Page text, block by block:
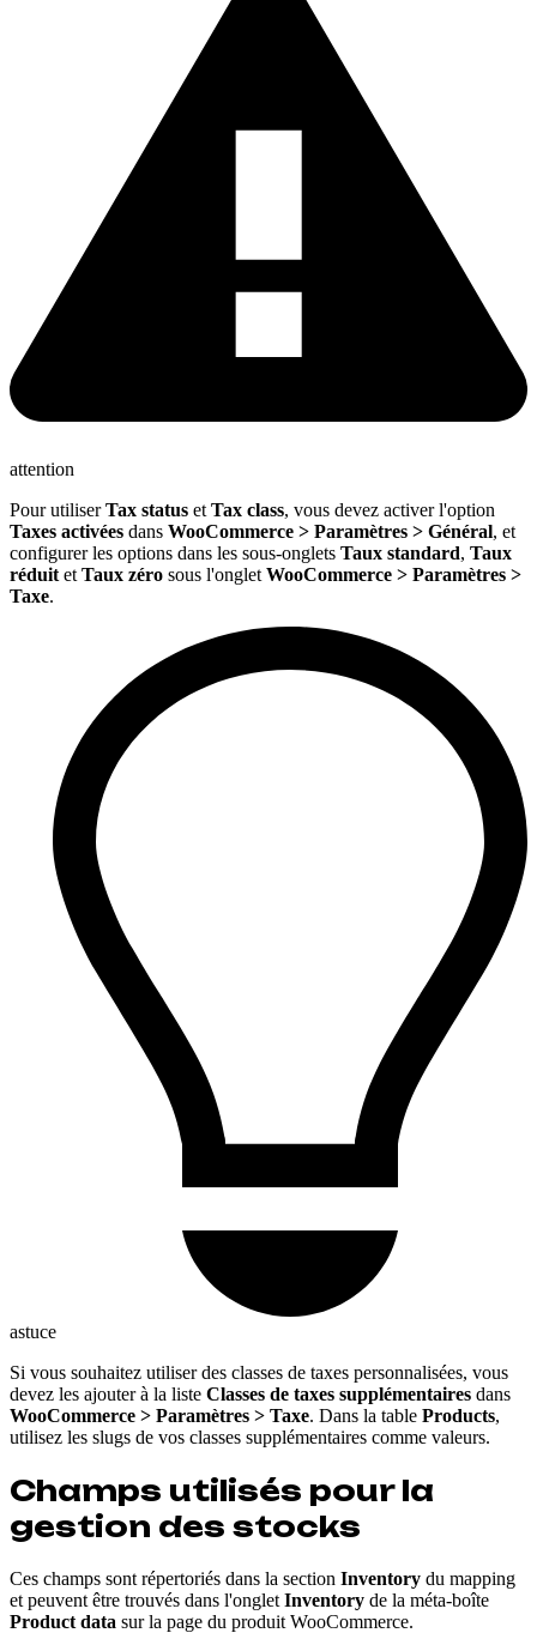
attention
Pour utiliserTax status etTax class, vous devez activer l'option
Taxes activées dans WooCommerce > Paramètres > Général, et
configurer les options dans les sous-onglets Taux standard, Taux
réduitetTaux zéro sous l'ongletWooCommerce > Paramètres >
Taxe.
astuce
Si vous souhaitez utiliser des classes de taxes personnalisées, vous
devez les ajouter à la liste Classes de taxes supplémentaires dans
WooCommerce > Paramètres > Taxe. Dans la table Products,
utilisez les slugs de vos classes supplémentaires comme valeurs.
Champs utilisés pour la
gestion des stocks
Ces champs sont répertoriés dans la section Inventory du mapping
et peuvent être trouvés dans l'onglet Inventory de la méta-boîte
Product data sur la page du produit WooCommerce.